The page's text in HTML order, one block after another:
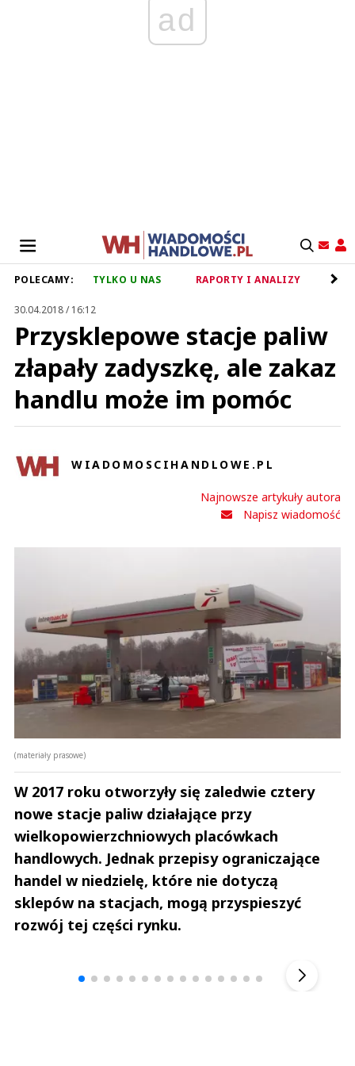
ad
POLECAMY: TYLKO U NAS RAPORTY I ANALIZY
30.04.2018 / 16:12
Przysklepowe stacje paliw
złapały zadyszkę, ale zakaz
handlu może im pomóc
WIADOMOSCIHANDLOWE.PL
Najnowsze artykuły autora
Napisz wiadomość
(materiały prasowe)
W 2017 roku otworzyły się zaledwie cztery
nowe stacje paliw działające przy
wielkopowierzchniowych placówkach
handlowych. Jednak przepisy ograniczające
handel w niedzielę, które nie dotyczą
sklepów na stacjach, mogą przyspieszyć
rozwój tej części rynku.
Andrzej i Marta Sterniccy